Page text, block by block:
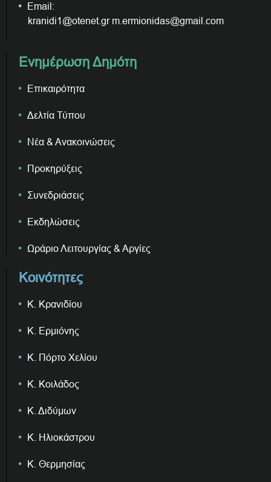
Email:
kranidi1@otenet.gr m.ermionidas@gmail.com
Ενημέρωση Δημότη
Επικαιρότητα
Δελτία Τύπου
Νέα & Ανακοινώσεις
Προκηρύξεις
Συνεδριάσεις
Εκδηλώσεις
Ωράριο Λειτουργίας & Αργίες
Κοινότητες
Κ. Κρανιδίου
Κ. Ερμιόνης
Κ. Πόρτο Χελίου
Κ. Κοιλάδος
Κ. Διδύμων
Κ. Ηλιοκάστρου
Κ. Θερμησίας